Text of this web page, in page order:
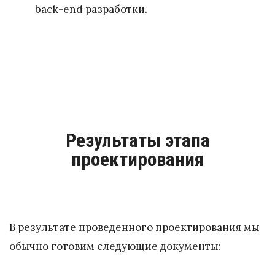
back-end разработки.
Результаты этапа
проектирования
В результате проведенного проектирования мы
обычно готовим следующие документы: